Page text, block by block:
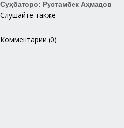
Суҳбаторо: Рустамбек Аҳмадов
Слушайте также
Комментарии (0)